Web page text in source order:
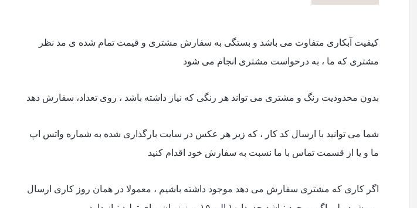
کیفیت آبکاری متفاوت می باشد و بستگی به سفارش مشتری و قیمت تمام شده ی مد نظر
مشتری که ما ، به درخواست مشتری انجام می شود
بدون محدودیت رنگ و مشتری می تواند هر رنگی که نیاز داشته باشد ، روی تعداد، سفارش دهد
شما می توانید با ارسال کد کار ، که زیر هر عکس در سایت بارگذاری شده به شماره واتس اپ
ما و یا از قسمت تماس با ما نسبت به سفارش خود اقدام کنید
اگر کاری که مشتری سفارش می دهد موجود داشته باشیم ، معمولا در همان روز کاری ارسال